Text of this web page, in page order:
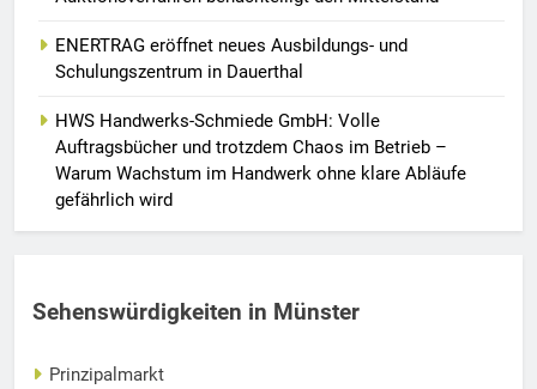
ENERTRAG eröffnet neues Ausbildungs- und
Schulungszentrum in Dauerthal
HWS Handwerks-Schmiede GmbH: Volle
Auftragsbücher und trotzdem Chaos im Betrieb –
Warum Wachstum im Handwerk ohne klare Abläufe
gefährlich wird
Sehenswürdigkeiten in Münster
Prinzipalmarkt